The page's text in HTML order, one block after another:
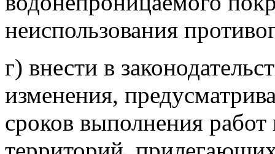
неиспользования
г) внести в
изменения,
сроков выполнения работ